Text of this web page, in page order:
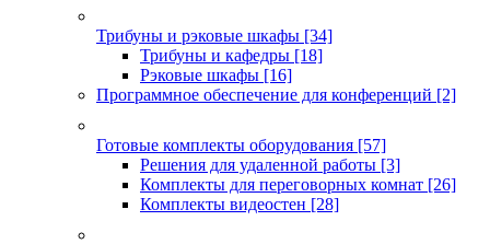
Трибуны и рэковые шкафы [34]
Трибуны и кафедры [18]
Рэковые шкафы [16]
Программное обеспечение для конференций [2]
Готовые комплекты оборудования [57]
Решения для удаленной работы [3]
Комплекты для переговорных комнат [26]
Комплекты видеостен [28]